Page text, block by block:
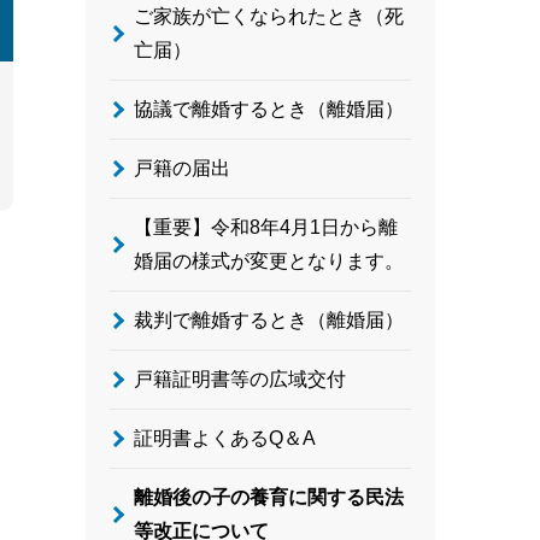
ご家族が亡くなられたとき（死
亡届）
協議で離婚するとき（離婚届）
戸籍の届出
【重要】令和8年4月1日から離
婚届の様式が変更となります。
裁判で離婚するとき（離婚届）
戸籍証明書等の広域交付
証明書よくあるQ＆A
離婚後の子の養育に関する民法
等改正について